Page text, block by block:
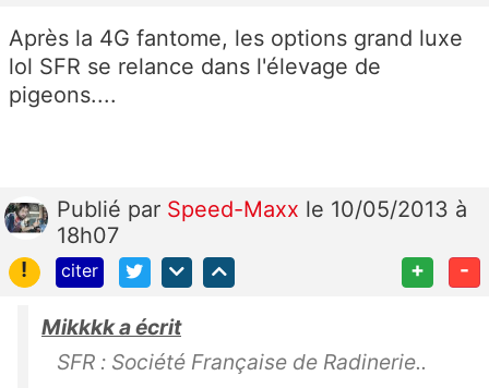
Après la 4G fantome, les options grand luxe
lol SFR se relance dans l'élevage de
pigeons....
Publié par Speed-Maxx le 10/05/2013 à
18h07
!
citer + -
Mikkkk a écrit
SFR : Société Française de Radinerie..